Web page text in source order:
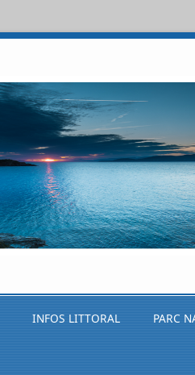
INFOS LITTORAL PARC